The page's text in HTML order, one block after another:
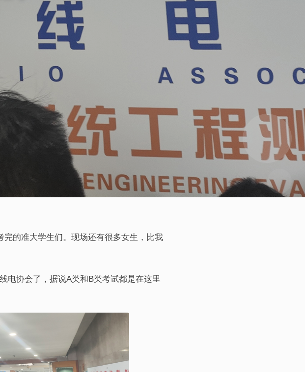
的准大学生们。现场还有很多女生，比我
电协会了，据说A类和B类考试都是在这里